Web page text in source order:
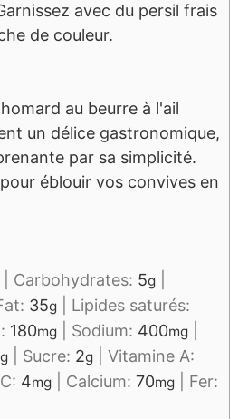
avec du persil frais
de couleur.
au beurre à l'ail
un délice gastronomique,
par sa simplicité.
éblouir vos convives en
Carbohydrates: 5g
35g
Lipides saturés:
180mg Sodium: 400mg
Sucre: 2g
Vitamine A:
4mg Calcium: 70mg
Fer: